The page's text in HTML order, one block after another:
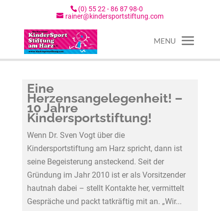
(0) 55 22 - 86 87 98-0
rainer@kindersportstiftung.com
Eine
Herzensangelegenheit! –
10 Jahre
Kindersportstiftung!
Wenn Dr. Sven Vogt über die
Kindersportstiftung am Harz spricht, dann ist
seine Begeisterung ansteckend. Seit der
Gründung im Jahr 2010 ist er als Vorsitzender
hautnah dabei – stellt Kontakte her, vermittelt
Gespräche und packt tatkräftig mit an. „Wir...